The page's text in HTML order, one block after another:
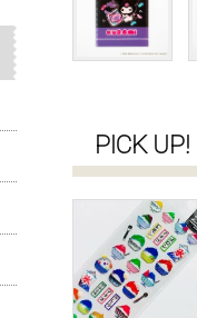
PICK UP!